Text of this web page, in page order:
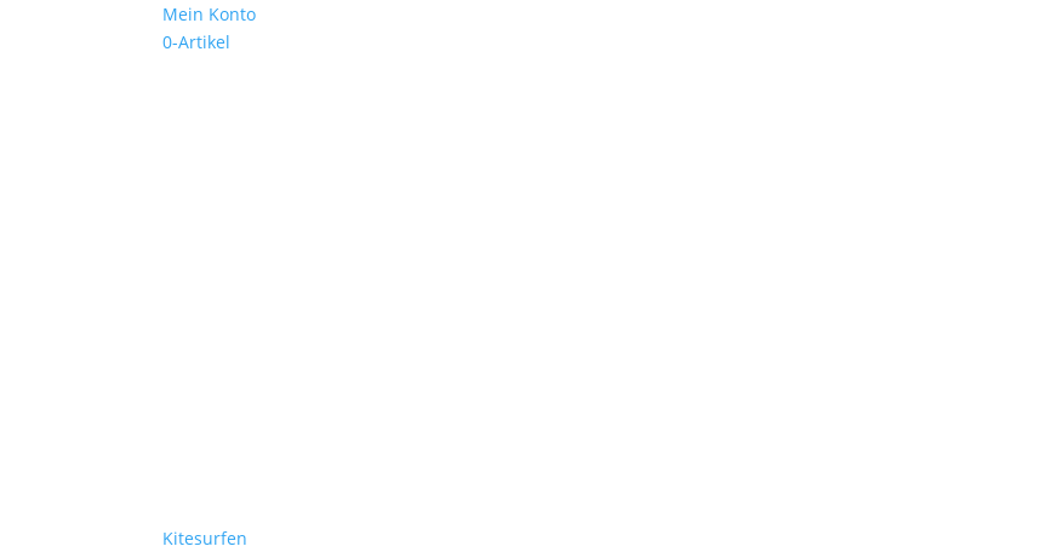
Mein Konto
0-Artikel
Kitesurfen